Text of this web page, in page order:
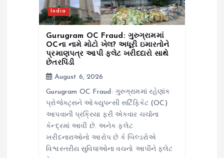
India
Gurugram OC Fraud: ગુરુગ્રામમાં
OCના નામે મોટો ખેલ? અધૂરી ઇમારતોને
પ્રમાણપત્ર આપી ફ્લેટ ખરીદદારો સાથે
છેતરપિંડી
August 6, 2026
Gurugram OC Fraud: ગુરુગ્રામમાં રહેણાંક
પ્રોજેક્ટ્સને ઓક્યુપન્સી સર્ટિફિકેટ (OC)
આપવાની પ્રક્રિયા ફરી એકવાર ચર્ચાના
કેન્દ્રમાં આવી છે. અનેક ફ્લેટ
ખરીદનારાઓનો આરોપ છે કે બિલ્ડરોએ
વિશ્વસ્તરીય સુવિધાઓના વચનો આપીને ફ્લેટ